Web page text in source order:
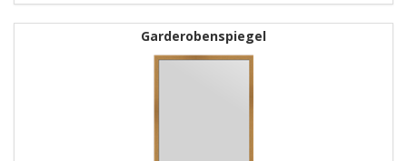
Garderobenspiegel